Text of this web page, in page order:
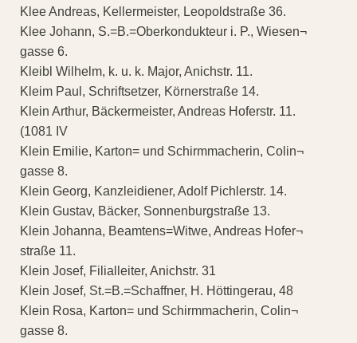
Klee Andreas, Kellermeister, Leopoldstraße 36.
Klee Johann, S.=B.=Oberkondukteur i. P., Wiesen¬
gasse 6.
Kleibl Wilhelm, k. u. k. Major, Anichstr. 11.
Kleim Paul, Schriftsetzer, Körnerstraße 14.
Klein Arthur, Bäckermeister, Andreas Hoferstr. 11.
(1081 IV
Klein Emilie, Karton= und Schirmmacherin, Colin¬
gasse 8.
Klein Georg, Kanzleidiener, Adolf Pichlerstr. 14.
Klein Gustav, Bäcker, Sonnenburgstraße 13.
Klein Johanna, Beamtens=Witwe, Andreas Hofer¬
straße 11.
Klein Josef, Filialleiter, Anichstr. 31
Klein Josef, St.=B.=Schaffner, H. Höttingerau, 48
Klein Rosa, Karton= und Schirmmacherin, Colin¬
gasse 8.